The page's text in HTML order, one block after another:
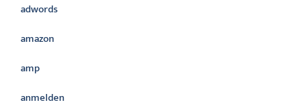
adwords
amazon
amp
anmelden